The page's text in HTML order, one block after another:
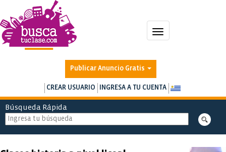
Toggle
navigation
Publicar Anuncio Gratis
CREAR USUARIO INGRESA A TU CUENTA
Búsqueda Rápida